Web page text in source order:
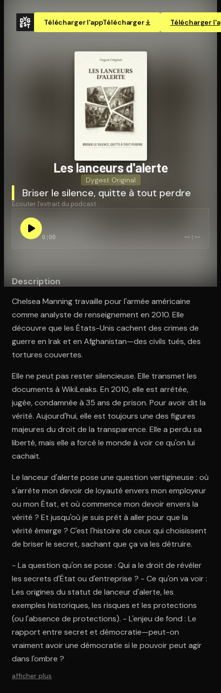
Télécharger l'appTélécharger Télécharger
Les lanceurs d'alerte
Dygest Original
Briser le silence, quitte à tout perdre
Écouter l'extrait du podcast :
0:00 --:--
Description
Chelsea Manning travaille pour l'armée américaine
comme analyste de renseignement en 2010. Elle
découvre que les États-Unis cachent des crimes de
guerre en Irak et en Afghanistan—des civils tués, des
tortures couvertes.
Elle ne peut pas rester silencieuse. Elle transmet les
documents à WikiLeaks. En 2010, elle est arrêtée,
jugée, condamnée à 35 ans de prison. Pour avoir dit la
vérité. Aujourd'hui, elle est toujours une des figures
majeures du droit de la transparence. Elle a perdu sa
liberté, mais elle a forcé le monde à voir ce qu'on lui
cachait.
Le lanceur d'alerte pose une question vertigineuse : où
s'arrête mon devoir de loyauté envers mon employeur
ou mon État, et où commence mon devoir envers la
vérité ? Et jusqu'où je suis prêt à aller pour que la
vérité émerge ? C'est l'histoire de ceux qui choisissent
de briser le secret, sachant que ça va les détruire.
- La question qu'on se pose : Qui a le droit de révéler
les secrets d'État ou d'entreprise ? - Ce qu'on va voir :
Les origines du statut de lanceur d'alerte, les
exemples historiques, les risques et les protections
(ou l'absence de protections). - L'enjeu de fond : Le
rapport entre secret et démocratie—peut-on
vraiment avoir une démocratie si le pouvoir peut agir
dans l'ombre ?
afficher plus